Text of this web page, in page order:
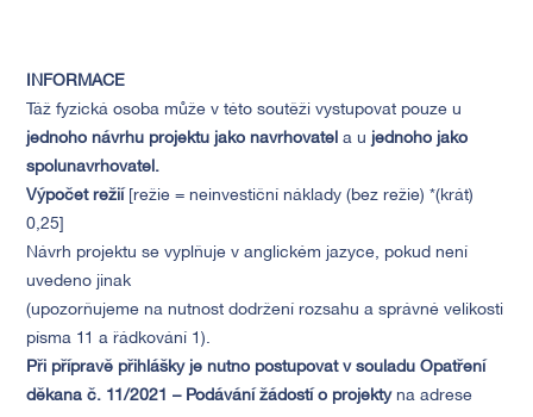
INFORMACE
Táž fyzická osoba může v této soutěži vystupovat pouze u
jednoho návrhu projektu jako navrhovatel a u jednoho jako
spolunavrhovatel.
Výpočet režií [režie = neinvestiční náklady (bez režie) *(krát)
0,25]
Návrh projektu se vyplňuje v anglickém jazyce, pokud není
uvedeno jinak
(upozorňujeme na nutnost dodržení rozsahu a správné velikosti
písma 11 a řádkování 1).
Při přípravě přihlášky je nutno postupovat v souladu Opatření
děkana č. 11/2021 – Podávání žádostí o projekty na adrese